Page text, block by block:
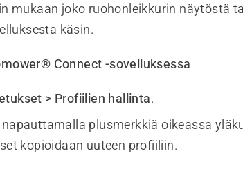
mukaan joko ruohonleikkurin näytöstä
käsin.
Connect -sovelluksessa
> Profiilien hallinta.
plusmerkkiä oikeassa
kopioidaan uuteen profiiliin.